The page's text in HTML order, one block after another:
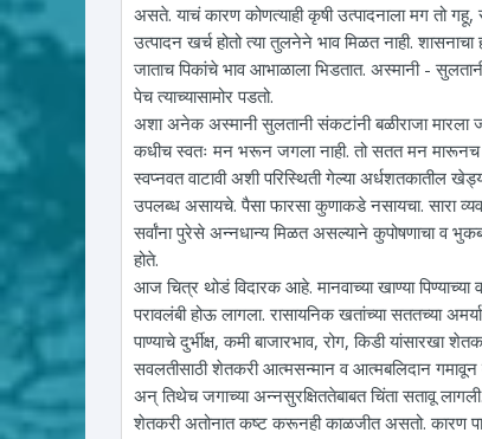
असते. याचं कारण कोणत्याही कृषी उत्पादनाला मग तो
उत्पादन खर्च होतो त्या तुलनेने भाव मिळत नाही.
जाताच पिकांचे भाव आभाळाला भिडतात. अस्मानी -
पेच त्याच्यासामोर पडतो.
अशा अनेक अस्मानी सुलतानी संकटांनी बळीराजा मारला
कधीच स्वतः मन भरून जगला नाही. तो सतत मन मारूनच
स्वप्नवत वाटावी अशी परिस्थिती गेल्या अर्धशतकातील
उपलब्ध असायचे. पैसा फारसा कुणाकडे नसायचा. सारा
सर्वांना पुरेसे अन्नधान्य मिळत असल्याने कुपोषणाचा व
होते.
आज चित्र थोडं विदारक आहे. मानवाच्या खाण्या पिण्याच्या
परावलंबी होऊ लागला. रासायनिक खतांच्या सततच्या
पाण्याचे दुर्भीक्ष, कमी बाजारभाव, रोग, किडी यांसारखा
सवलतीसाठी शेतकरी आत्मसन्मान व आत्मबलिदान
अन् तिथेच जगाच्या अन्नसुरक्षिततेबाबत चिंता सतावू लागली.
शेतकरी अतोनात कष्ट करूनही काळजीत असतो. कारण